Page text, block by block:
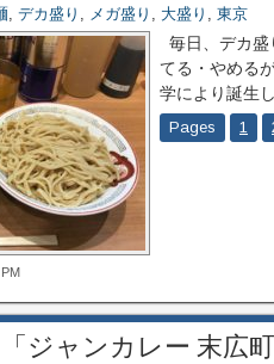
, デカ盛り , メガ盛り , 大盛り , 東京
毎日、デカ
てる・やめる
学により誕生
Pages 1
ジャンカレー 末広